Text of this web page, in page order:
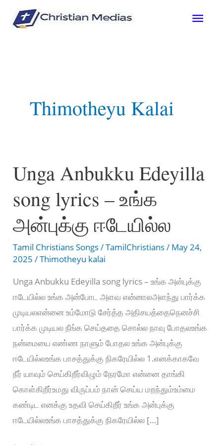
Thimotheyu Kalai
Unga Anbukku Edeyilla
song lyrics – உங்க
அன்புக்கு ஈடேயில்ல
Tamil Christians Songs/TamilChristians/ May 24,
2025/Thimotheyu kalai
Unga Anbukku Edeyilla song lyrics – உங்க அன்புக்கு
ஈடேயில்ல உங்க அன்போட அளவ என்னாலஅளந்து பார்க்க
முடியலஎன்னை உம்மோடு சேர்த்த அதிசயத்தைநெனச்சி
பார்க்க முடியல நீங்க செய்ததை சொல்ல நாவு போதலஉங்க
நன்மையை எண்ண நாளும் போதல உங்க அன்புக்கு
ஈடேயில்லஉங்க பாசத்துக்கு நிகரேயில்ல 1.எனக்காகவே
நீர் யாவும் செய்கிறீர்விழும் நேரமோ என்னை தாங்கி
கொள்கிறீர்உமது விருப்பம் நான் செய்ய மறந்தும்உம்மை
கண்டிட எனக்கு உதவி செய்கிறீர் உங்க அன்புக்கு
ஈடேயில்லஉங்க பாசத்துக்கு நிகரேயில்ல […]